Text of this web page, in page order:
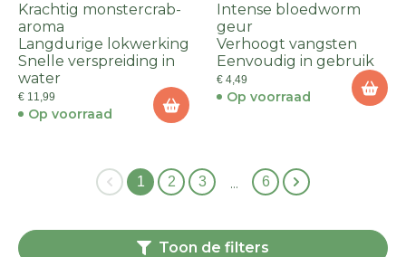
Krachtig monstercrab-
aroma
Langdurige lokwerking
Snelle verspreiding in
water
€ 11,99
Op voorraad
Intense bloedworm
geur
Verhoogt vangsten
Eenvoudig in gebruik
€ 4,49
Op voorraad
1 2 3 … 6
Toon de filters